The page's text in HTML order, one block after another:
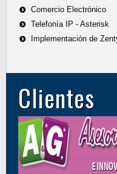
Comercio Electrónico
Telefonía IP - Asterisk
Implementación de
Clientes